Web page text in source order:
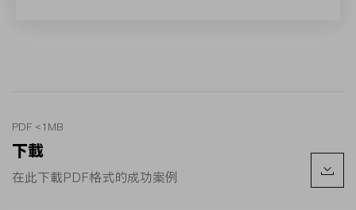
PDF <1MB
下載
在此下載PDF格式的成功案例